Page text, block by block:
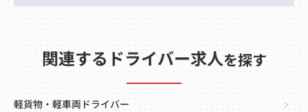
関連するドライバー求人を探す
軽貨物・軽車両ドライバー